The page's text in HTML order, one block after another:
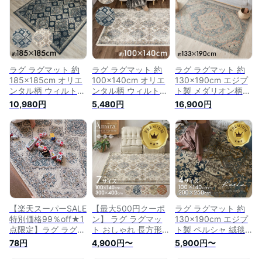
ラグ ラグマット 約
185×185cm オリエ
ンタル柄 ウィルトン
織り カーペット ペ
ルシャ風 ペルシャ絨
毯風 おしゃれ 正方
形 絨毯 じゅうたん
オールシーズン 春
夏 秋 冬 185cm
185×185 オリエンタ
ル エスニック モロ
カン アジアン 敷物
マット 北欧 Amira ア
ミーラ [oc-eg830]
10,980円
ラグ ラグマット 約
100×140cm オリエ
ンタル柄 ウィルトン
織り カーペット ペ
ルシャ風 ペルシャ絨
毯風 おしゃれ 長方
形 絨毯 じゅうたん
オールシーズン 春
夏 秋 冬 100cm
100×140 オリエンタ
ル エスニック モロ
カン アジアン 敷物
マット 北欧 Amira ア
ミーラ [oa-eg830]
5,480円
ラグ ラグマット 約
130×190cm エジプ
ト製 メダリオン柄
ウィルトン織 カーペ
ット ペルシャ絨毯風
ペルシャ 絨毯風 お
しゃれ 北欧 長方形
絨毯 じゅうたん オ
ールシーズン 春 夏
秋 冬 130cm オリエ
ンタル エスニック
アジアン モロカン
敷物 マット rug
carpet [eg84050]
16,900円
【楽天スーパーSALE
特別価格99％off★1
点限定】ラグ ラグマ
ット 130×190cm オ
リエンタル柄 ウィル
78円
【最大500円クーポ
ン】 ラグ ラグマッ
ト おしゃれ 長方形
正方形 130×190
200×250 100×140
4,900円〜
ラグ ラグマット 約
130×190cm エジプ
ト製 ペルシャ 絨毯
風 パッチワーク ウ
ィルトン織り アンテ
5,900円〜